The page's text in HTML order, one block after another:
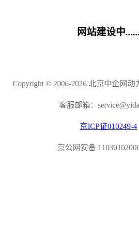
网站建设中......
Copyright © 2006-2026 北京中企网动
客服邮箱：
京ICP证010249-4
京公网安备